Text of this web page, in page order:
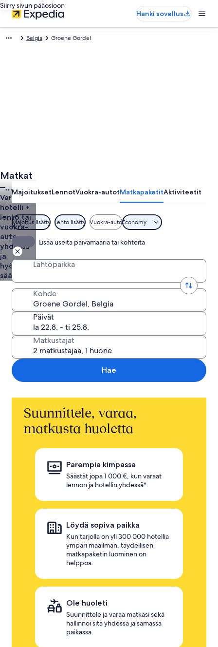
Siirry sivun pääosioon
Hanki sovellus
Belgia Groene Gordel
Matkat
–
Groene
Gordel
Varaa
hotelli +
lento tai
vuokra-
auto
yhdessä
ja
hyödynnä
säästöt
MajoituksetLennotVuokra-autotMatkapaketitAktiviteetit
Majoitus lisätty Lento lisätty Vuokra-autoEconomy
Lisää useita päivämääriä tai kohteita
Lähtöpaikka
Kohde
Päivät
Matkustajat
Hae
Suunnittele, varaa,
matkusta huoletta
Parempia kimpassa
Säästät jopa 1 000 €, kun varaat
lennon ja hotellin yhdessä*.
Löydä sopiva paikka
Kun tarjolla on yli 300 000 hotellia
ympäri maailman, täydellisen
matkapaketin luominen on
helppoa.
Ole huoleti
Suunnittele ja varaa matkasi sekä
hallinnoi sitä yhdessä ja samassa
paikassa.